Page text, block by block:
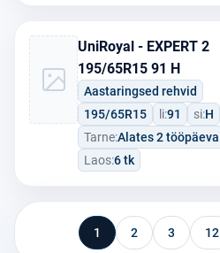
UniRoyal - EXPERT 2
195/65R15 91 H
Aastaringsed rehvid
195/65R15
li:91 si:H
Tarne:Alates 2 tööpäeva
Laos:6 tk
1 2 3 12